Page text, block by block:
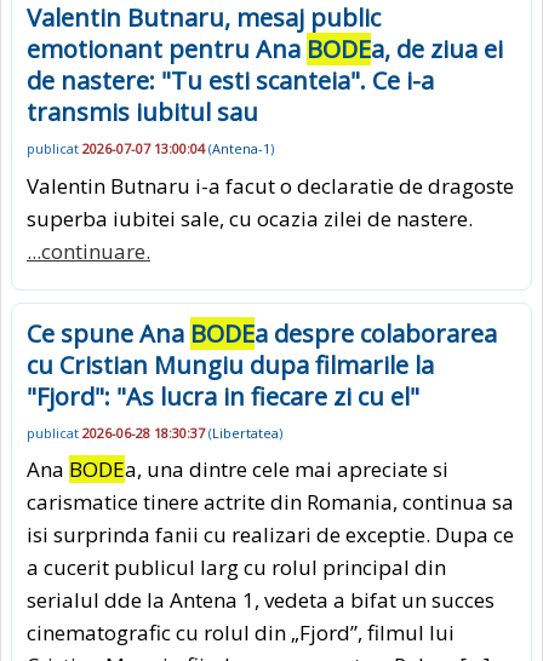
Valentin Butnaru, mesaj public
emotionant pentru Ana BODEa, de ziua ei
de nastere: "Tu esti scanteia". Ce i-a
transmis iubitul sau
publicat 2026-07-07 13:00:04(Antena-1)
Valentin Butnaru i-a facut o declaratie de dragoste
superba iubitei sale, cu ocazia zilei de nastere.
...continuare.
Ce spune Ana BODEa despre colaborarea
cu Cristian Mungiu dupa filmarile la
"Fjord": "As lucra in fiecare zi cu el"
publicat 2026-06-28 18:30:37(Libertatea)
Ana BODEa, una dintre cele mai apreciate si
carismatice tinere actrite din Romania, continua sa
isi surprinda fanii cu realizari de exceptie. Dupa ce
a cucerit publicul larg cu rolul principal din
serialul dde la Antena 1, vedeta a bifat un succes
cinematografic cu rolul din „Fjord”, filmul lui